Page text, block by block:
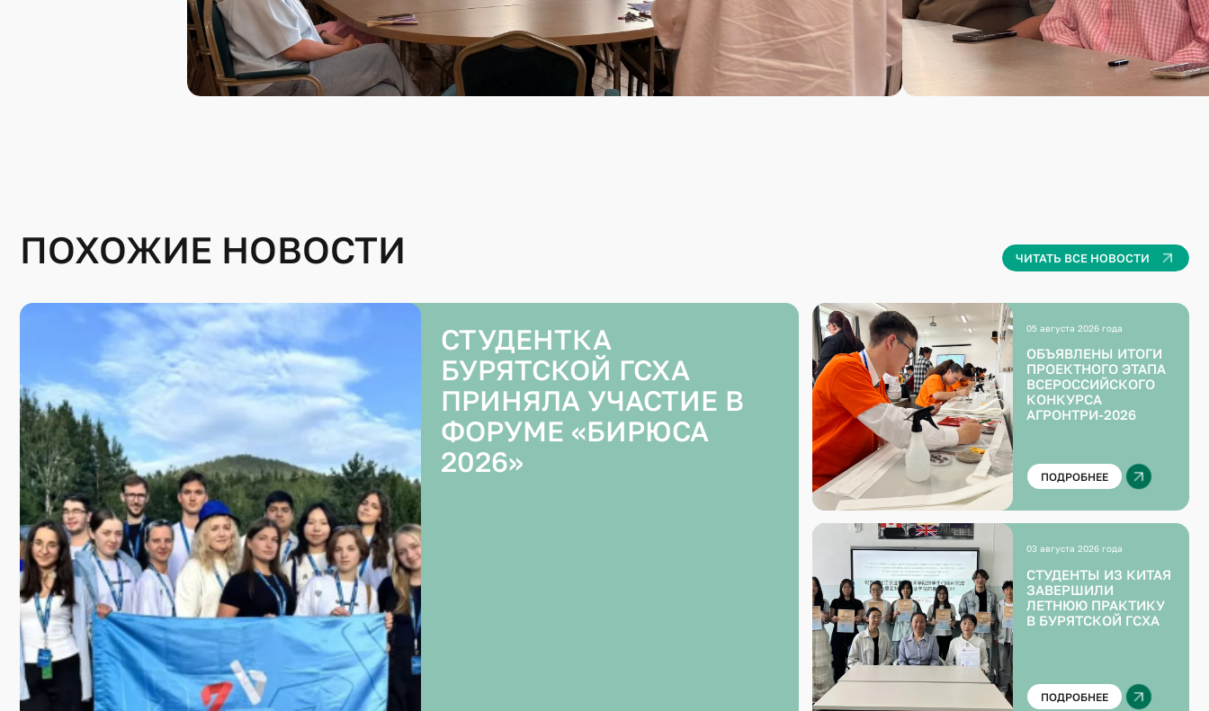
ПОХОЖИЕ НОВОСТИ ЧИТАТЬ ВСЕ НОВОСТИ
СТУДЕНТКА
БУРЯТСКОЙ ГСХА
ПРИНЯЛА УЧАСТИЕ В
ФОРУМЕ «БИРЮСА
2026»
05 августа 2026 года
ОБЪЯВЛЕНЫ ИТОГИ
ПРОЕКТНОГО ЭТАПА
ВСЕРОССИЙСКОГО
КОНКУРСА
АГРОНТРИ-2026
ПОДРОБНЕЕ
03 августа 2026 года
СТУДЕНТЫ ИЗ КИТАЯ
ЗАВЕРШИЛИ
ЛЕТНЮЮ ПРАКТИКУ
В БУРЯТСКОЙ ГСХА
ПОДРОБНЕЕ